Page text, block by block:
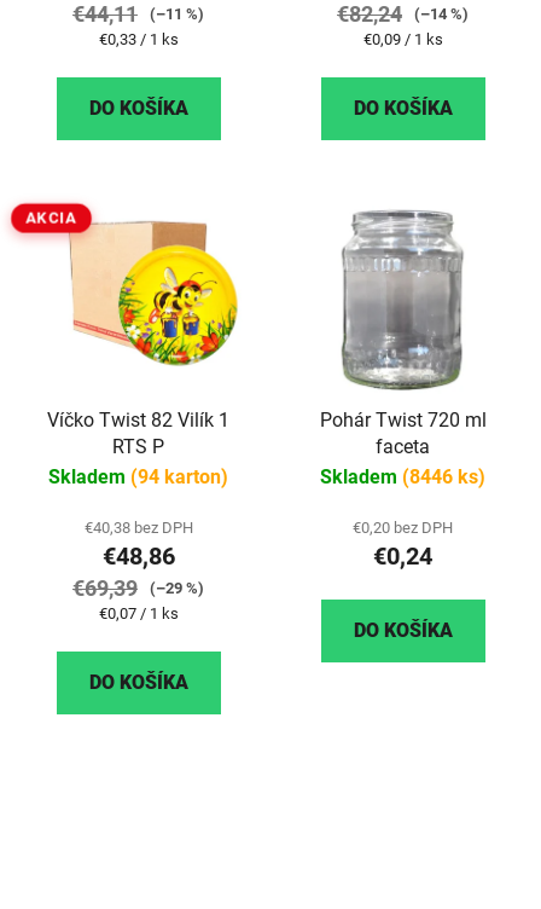
€44,11
(–11 %)
Jednotková
€0,33 / 1 ks
DO KOŠÍKA
€82,24
(–14 %)
Jednotková
€0,09 / 1 ks
DO KOŠÍKA
AKCIA
Víčko Twist 82 Vilík 1
RTS P
Skladem (94 karton)
€40,38 bez DPH
€48,86
€69,39
(–29 %)
Jednotková
€0,07 / 1 ks
DO KOŠÍKA
Pohár Twist 720 ml
faceta
Skladem (8446 ks)
€0,20 bez DPH
€0,24
DO KOŠÍKA